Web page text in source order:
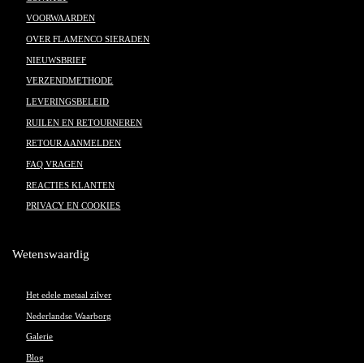
VOORWAARDEN
OVER FLAMENCO SIERADEN
NIEUWSBRIEF
VERZENDMETHODE
LEVERINGSBELEID
RUILEN EN RETOURNEREN
RETOUR AANMELDEN
FAQ VRAGEN
REACTIES KLANTEN
PRIVACY EN COOKIES
Wetenswaardig
Het edele metaal zilver
Nederlandse Waarborg
Galerie
Blog